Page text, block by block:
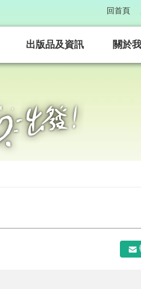
回首頁
出版品及資訊 關於